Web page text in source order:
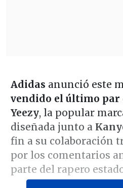
Adidas anunció este
vendido el último par
Yeezy, la popular
diseñada junto a
fin a su colaboración
por los comentarios
parte del rapero